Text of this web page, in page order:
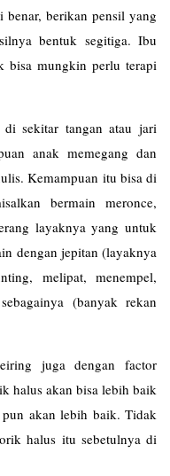
benar, berikan pensil yang
bentuk segitiga. Ibu
bisa mungkin perlu terapi
di sekitar tangan atau jari
anak memegang dan
Kemampuan itu bisa di
bermain meronce,
layaknya yang untuk
dengan jepitan (layaknya
melipat, menempel,
(banyak rekan
juga dengan factor
halus akan bisa lebih baik
akan lebih baik. Tidak
halus itu sebetulnya di